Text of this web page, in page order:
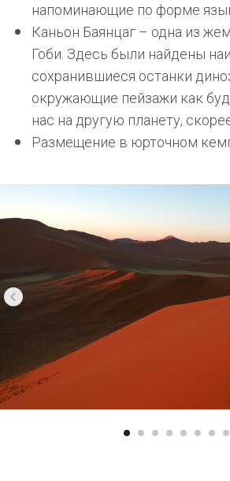
напоминающие по форме
Каньон Баянцаг – одна из
Гоби. Здесь были найдены
сохранившиеся останки
окружающие пейзажи как
нас на другую планету,
Размещение в юрточном